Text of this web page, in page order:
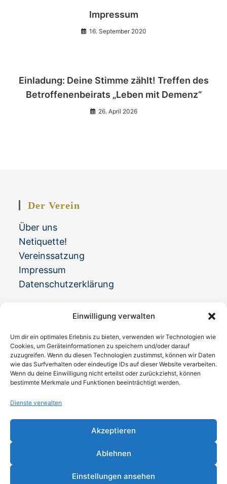
Einwilligung verwalten
Um dir ein optimales Erlebnis zu bieten, verwenden wir Technologien wie
Cookies, um Geräteinformationen zu speichern und/oder darauf
zuzugreifen. Wenn du diesen Technologien zustimmst, können wir Daten
wie das Surfverhalten oder eindeutige IDs auf dieser Website verarbeiten.
Wenn du deine Einwilligung nicht erteilst oder zurückziehst, können
bestimmte Merkmale und Funktionen beeinträchtigt werden.
Dienste verwalten
Akzeptieren
Ablehnen
Einstellungen ansehen
Impressum
16. September 2020
Einladung: Deine Stimme zählt! Treffen des
Betroffenenbeirats „Leben mit Demenz“
26. April 2026
Der Verein
Über uns
Netiquette!
Vereinssatzung
Impressum
Datenschutzerklärung
Adresse:
Universitätsstraße 77, 44789
Bochum
Telefon
0234 337772
in
Email:
info@alzheimer-bochum.de